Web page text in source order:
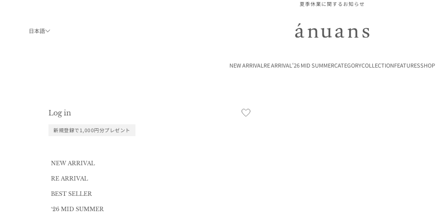
夏季休業に関するお知らせ
ánuans
NEW ARRIVAL RE ARRIVAL ‘26 MID SUMMERCATEGORYCOLLECTIONFEATURESSHOP
日本語
Log in お気に入り
新規登録で1,000円分プレゼント
NEW ARRIVAL
RE ARRIVAL
BEST SELLER
‘26 MID SUMMER